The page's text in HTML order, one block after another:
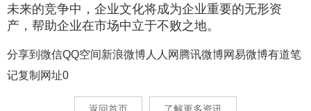
未来的竞争中，企业文化将成为企业重要的无形资
产，帮助企业在市场中立于不败之地。
分享到 微信QQ空间新浪微博 人人网 腾讯微博网易微博有道笔
记复制网址0
返回首页 了解更多资讯